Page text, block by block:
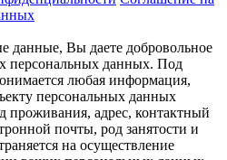
данные, Вы даете добровольное
персональных данных. Под
любая информация,
персональных данных
адрес, контактный
почты, род занятости и
на осуществление